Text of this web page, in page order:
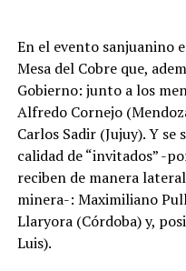
En el evento sanjuanino
Mesa del Cobre que,
Gobierno: junto a los
Alfredo Cornejo
Carlos Sadir (Jujuy). Y se
calidad de “invitados” -
reciben de manera
minera-: Maximiliano
Llaryora (Córdoba) y,
Luis).